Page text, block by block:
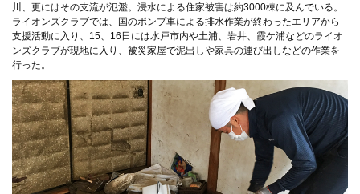
川、更にはその支流が氾濫。浸水による住家被害は約3000棟に及んでいる。
ライオンズクラブでは、国のポンプ車による排水作業が終わったエリアから
支援活動に入り、15、16日には水戸市内や土浦、岩井、霞ケ浦などのライオ
ンズクラブが現地に入り、被災家屋で泥出しや家具の運び出しなどの作業を
行った。